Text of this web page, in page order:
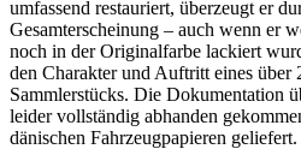
umfassend restauriert, überzeugt er
Gesamterscheinung – auch wenn er
noch in der Originalfarbe lackiert
den Charakter und Auftritt eines über
Sammlerstücks. Die Dokumentation
leider vollständig abhanden
dänischen Fahrzeugpapieren geliefert.